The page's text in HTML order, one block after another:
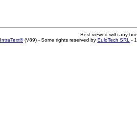
Best viewed with any
IntraText®(V89) - Some rights reserved by EuloTech SRL -